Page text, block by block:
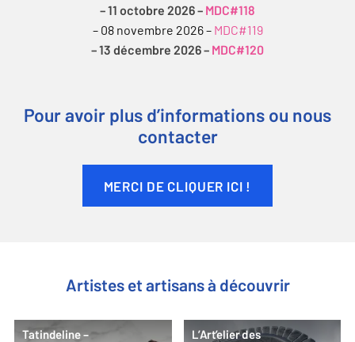
– 11 octobre 2026 – MDC#118
– 08 novembre 2026 – MDC#119
– 13 décembre 2026 – MDC#120
Pour avoir plus d’informations ou nous
contacter
MERCI DE CLIQUER ICI !
Artistes et artisans à découvrir
Tatindeline –
L’Art’elier des